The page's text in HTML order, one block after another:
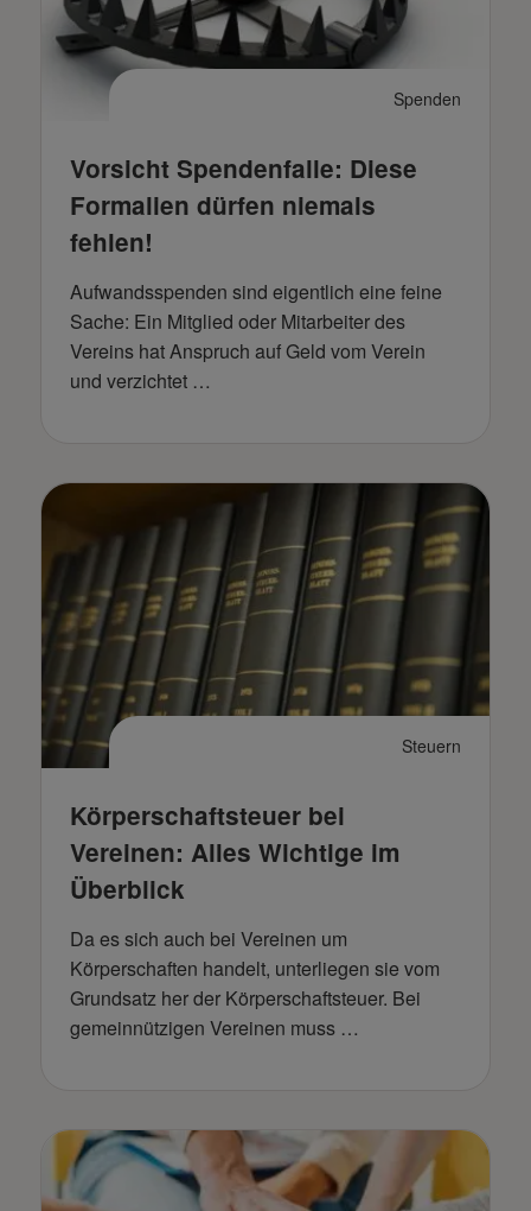
Spenden
Vorsicht Spendenfalle: Diese
Formalien dürfen niemals
fehlen!
Aufwandsspenden sind eigentlich eine feine
Sache: Ein Mitglied oder Mitarbeiter des
Vereins hat Anspruch auf Geld vom Verein
und verzichtet …
Steuern
Körperschaftsteuer bei
Vereinen: Alles Wichtige im
Überblick
Da es sich auch bei Vereinen um
Körperschaften handelt, unterliegen sie vom
Grundsatz her der Körperschaftsteuer. Bei
gemeinnützigen Vereinen muss …